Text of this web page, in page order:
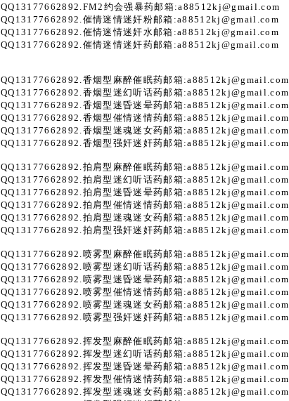
QQ13177662892.FM2约会强暴药邮箱:a88512kj@gmail.com
QQ13177662892.催情迷情迷奸粉邮箱:a88512kj@gmail.com
QQ13177662892.催情迷情迷奸水邮箱:a88512kj@gmail.com
QQ13177662892.催情迷情迷奸药邮箱:a88512kj@gmail.com
QQ13177662892.香烟型麻醉催眠药邮箱:a88512kj@gmail.com
QQ13177662892.香烟型迷幻听话药邮箱:a88512kj@gmail.com
QQ13177662892.香烟型迷昏迷晕药邮箱:a88512kj@gmail.com
QQ13177662892.香烟型催情迷情药邮箱:a88512kj@gmail.com
QQ13177662892.香烟型迷魂迷女药邮箱:a88512kj@gmail.com
QQ13177662892.香烟型强奸迷奸药邮箱:a88512kj@gmail.com
QQ13177662892.拍肩型麻醉催眠药邮箱:a88512kj@gmail.com
QQ13177662892.拍肩型迷幻听话药邮箱:a88512kj@gmail.com
QQ13177662892.拍肩型迷昏迷晕药邮箱:a88512kj@gmail.com
QQ13177662892.拍肩型催情迷情药邮箱:a88512kj@gmail.com
QQ13177662892.拍肩型迷魂迷女药邮箱:a88512kj@gmail.com
QQ13177662892.拍肩型强奸迷奸药邮箱:a88512kj@gmail.com
QQ13177662892.喷雾型麻醉催眠药邮箱:a88512kj@gmail.com
QQ13177662892.喷雾型迷幻听话药邮箱:a88512kj@gmail.com
QQ13177662892.喷雾型迷昏迷晕药邮箱:a88512kj@gmail.com
QQ13177662892.喷雾型催情迷情药邮箱:a88512kj@gmail.com
QQ13177662892.喷雾型迷魂迷女药邮箱:a88512kj@gmail.com
QQ13177662892.喷雾型强奸迷奸药邮箱:a88512kj@gmail.com
QQ13177662892.挥发型麻醉催眠药邮箱:a88512kj@gmail.com
QQ13177662892.挥发型迷幻听话药邮箱:a88512kj@gmail.com
QQ13177662892.挥发型迷昏迷晕药邮箱:a88512kj@gmail.com
QQ13177662892.挥发型催情迷情药邮箱:a88512kj@gmail.com
QQ13177662892.挥发型迷魂迷女药邮箱:a88512kj@gmail.com